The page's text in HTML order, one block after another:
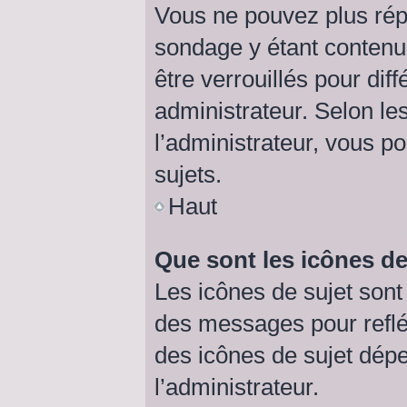
Vous ne pouvez plus
sondage y étant
être verrouillés pour
administrateur. Selon
l’administrateur, vous
sujets.
Haut
Que sont les icônes
Les icônes de sujet
des messages pour
des icônes de sujet
l’administrateur.